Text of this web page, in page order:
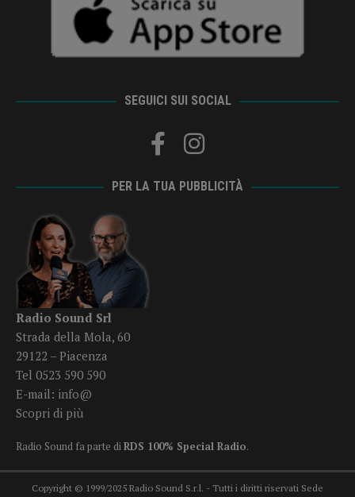
SEGUICI SUI SOCIAL
PER LA TUA PUBBLICITÀ
Radio Sound Srl
Strada della Mola, 60
29122 – Piacenza
Tel 0523 590 590
E-mail: info@
Scopri di più
Radio Sound fa parte diRDS 100% Special Radio.
Copyright © 1999/2025 Radio Sound S.r.l. - Tutti i diritti riservati Sede